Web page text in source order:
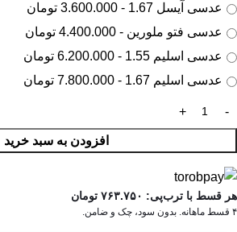
عدسی آیسل 1.67 - 3.600.000 تومان
عدسی فتو ملورین - 4.400.000 تومان
عدسی اسلیم 1.55 - 6.200.000 تومان
عدسی اسلیم 1.67 - 7.800.000 تومان
افزودن به سبد خرید
هر قسط با ترب‌پی: ۷۶۳.۷۵۰ تومان
۴ قسط ماهانه. بدون سود، چک و ضامن.